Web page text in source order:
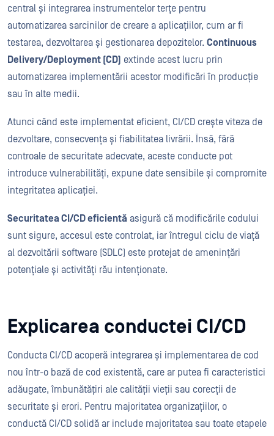
central și integrarea instrumentelor terțe pentru
automatizarea sarcinilor de creare a aplicațiilor, cum ar fi
testarea, dezvoltarea și gestionarea depozitelor. Continuous
Delivery/Deployment (CD) extinde acest lucru prin
automatizarea implementării acestor modificări în producție
sau în alte medii.
Atunci când este implementat eficient, CI/CD crește viteza de
dezvoltare, consecvența și fiabilitatea livrării. Însă, fără
controale de securitate adecvate, aceste conducte pot
introduce vulnerabilități, expune date sensibile și compromite
integritatea aplicației.
Securitatea CI/CD eficientă asigură că modificările codului
sunt sigure, accesul este controlat, iar întregul ciclu de viață
al dezvoltării software (SDLC) este protejat de amenințări
potențiale și activități rău intenționate.
Explicarea conductei CI/CD
Conducta CI/CD acoperă integrarea și implementarea de cod
nou într-o bază de cod existentă, care ar putea fi caracteristici
adăugate, îmbunătățiri ale calității vieții sau corecții de
securitate și erori. Pentru majoritatea organizațiilor, o
conductă CI/CD solidă ar include majoritatea sau toate etapele